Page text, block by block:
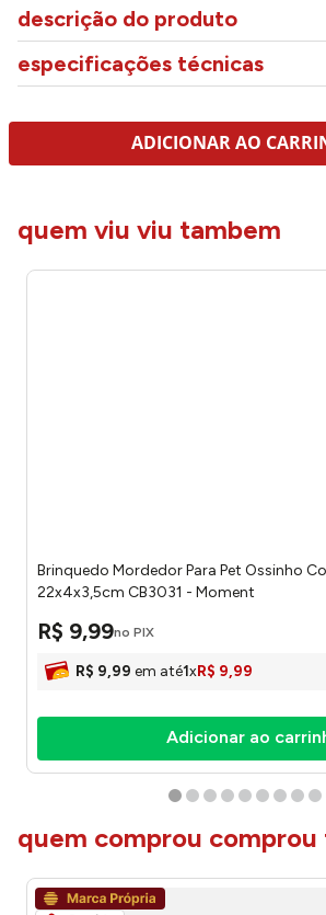
descrição do produto
especificações técnicas
ADICIONAR AO
quem viu viu tambem
Brinquedo Mordedor Para Pet Ossinho
22x4x3,5cm CB3031 - Moment
R$ 9,99no PIX
R$ 9,99 em até1xR$ 9,99
Adicionar ao
quem comprou comprou